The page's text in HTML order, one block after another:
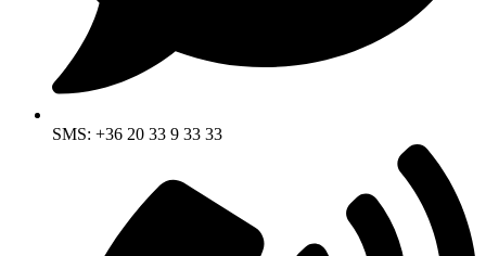
SMS: +36 20 33 9 33 33